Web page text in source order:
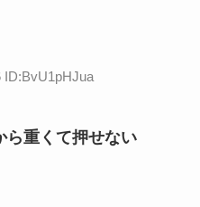
ID:BvU1pHJua
ら重くて押せない